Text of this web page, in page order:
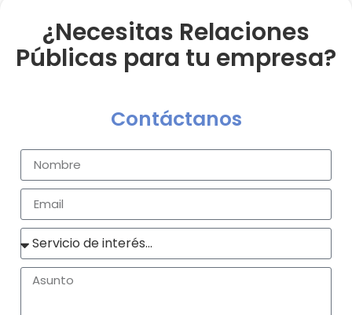
¿Necesitas Relaciones
Públicas para tu empresa?
Contáctanos